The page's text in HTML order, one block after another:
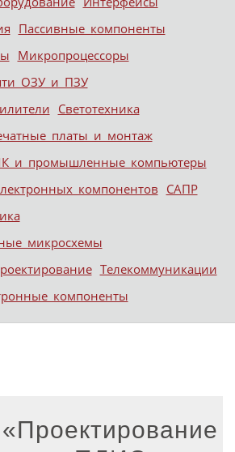
Пассивные компоненты
Микропроцессоры
ОЗУ и ПЗУ
Светотехника
платы и монтаж
и промышленные компьютеры
компонентов САПР
микросхемы
Телекоммуникации
компоненты